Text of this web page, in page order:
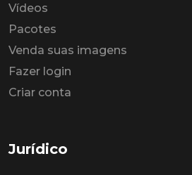
Vídeos
Pacotes
Venda suas imagens
Fazer login
Criar conta
Jurídico